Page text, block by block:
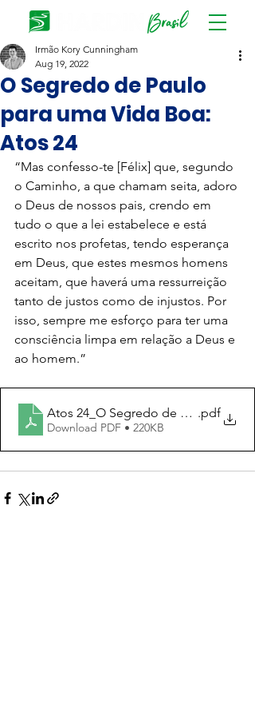
O Segredo de Paulo
para uma Vida Boa:
Atos 24
Irmão Kory Cunningham
Aug 19, 2022
“Mas confesso-te [Félix] que, segundo
o Caminho, a que chamam seita, adoro
o Deus de nossos pais, crendo em
tudo o que a lei estabelece e está
escrito nos profetas, tendo esperança
em Deus, que estes mesmos homens
aceitam, que haverá uma ressurreição
tanto de justos como de injustos. Por
isso, sempre me esforço para ter uma
consciência limpa em relação a Deus e
ao homem.”
Atos 24_O Segredo de Paulo para
.pdf
Download PDF • 220KB